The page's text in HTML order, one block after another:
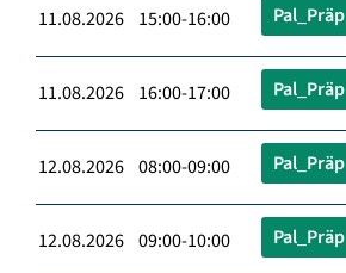
11.08.2026 15:00-16:00 Pal_Präp
11.08.2026 16:00-17:00 Pal_Präp
12.08.2026 08:00-09:00 Pal_Präp
12.08.2026 09:00-10:00 Pal_Präp